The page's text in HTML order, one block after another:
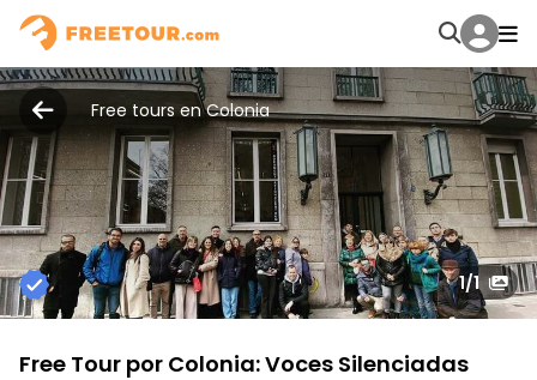
Free tours en Colonia
1/1
Free Tour por Colonia: Voces Silenciadas